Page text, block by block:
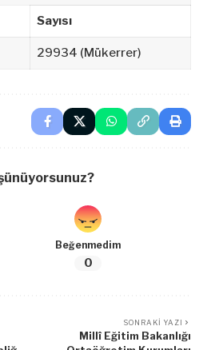
Sayısı
29934 (Mükerrer)
Beğenmedim
0
SONRAKI YAZI
Millî Eğitim Bakanlığı